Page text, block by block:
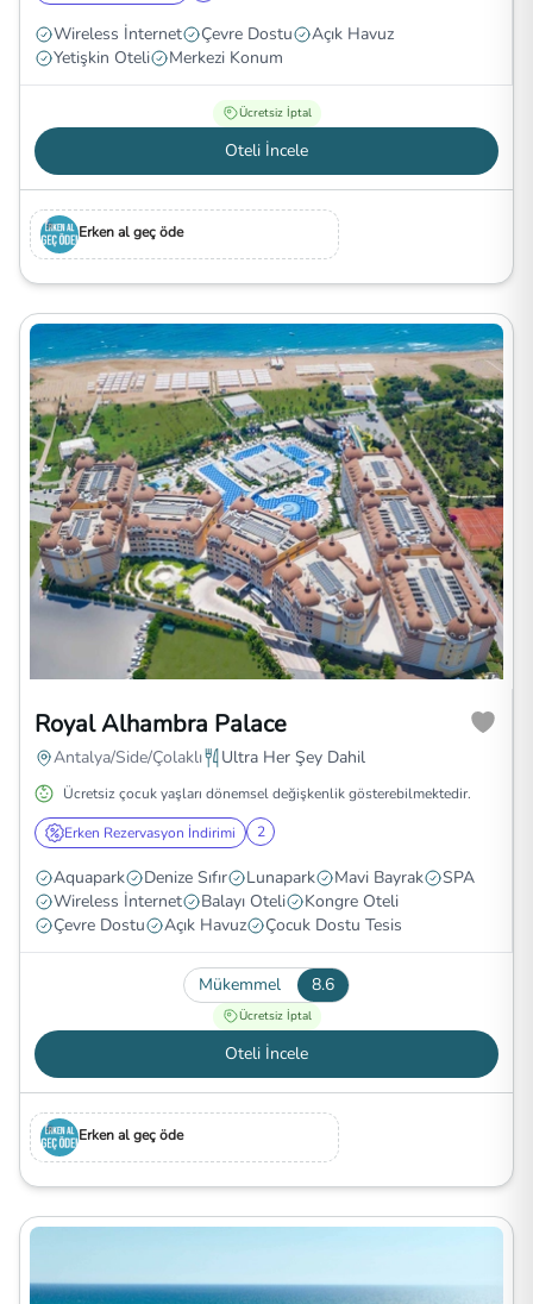
Wireless İnternet Çevre Dostu
Açık Havuz
Yetişkin Oteli
Merkezi Konum
Ücretsiz İptal
Oteli İncele
Erken al geç öde
Royal Alhambra Palace
Antalya/Side/Çolaklı Ultra Her Şey Dahil
Ücretsiz çocuk yaşları dönemsel değişkenlik gösterebilmektedir.
Erken Rezervasyon İndirimi 2
Aquapark Denize Sıfır Lunapark Mavi Bayrak
SPA
Wireless İnternet
Balayı Oteli
Kongre Oteli
Çevre Dostu
Açık Havuz Çocuk Dostu Tesis
Mükemmel 8.6
Ücretsiz İptal
Oteli İncele
Erken al geç öde